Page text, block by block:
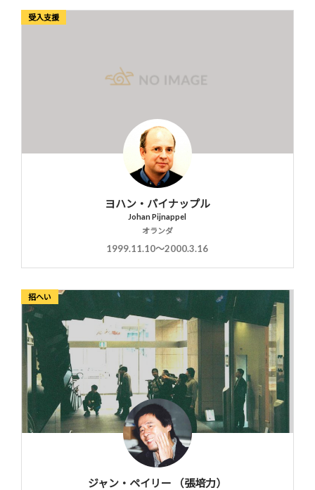
受入支援
ヨハン・パイナップル
Johan Pijnappel
オランダ
1999.11.10〜2000.3.16
招へい
ジャン・ペイリー （張培力）